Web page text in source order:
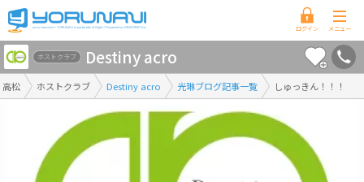
香
川
県
版
高松 ホストクラブ Destiny acro 光琳ブログ記事一覧 しゅっきん！！！
ホストクラブ Destiny acro